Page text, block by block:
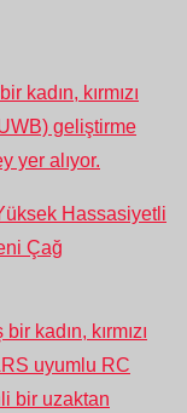
Hassasiyetli
Çağ